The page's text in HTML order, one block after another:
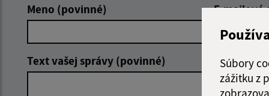
Súbory
zážitku z
Meno (povinné) E-mailová
Text vašej správy (povinné)